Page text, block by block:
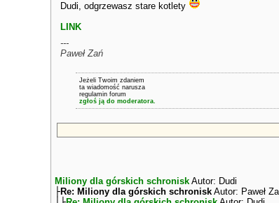
Dudi, odgrzewasz stare kotlety
LINK
---
Paweł Zań
Jeżeli Twoim zdaniem
ta wiadomość narusza
regulamin forum
zgłoś ją do moderatora.
Miliony dla górskich schronisk Autor: Dudi
├Re: Miliony dla górskich schronisk Autor: Paweł